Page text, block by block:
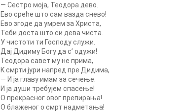
— Сестро моја, Теодора дево.
Ево среће што сам вазда снево!
Евo згоде да умрем за Христа,
Теби доста штo си дева чиста.
У чистоти ти Господу служи.
Дај Дидиму Богу да с’ одужи!
Теодора савет му не прима,
K cмрти јури напред пре Дидима,
— И ја главу имам за сечење.
И ја души требујем спасење!
O прекрасног овог препирања!
O блаженог o смрт надметања!